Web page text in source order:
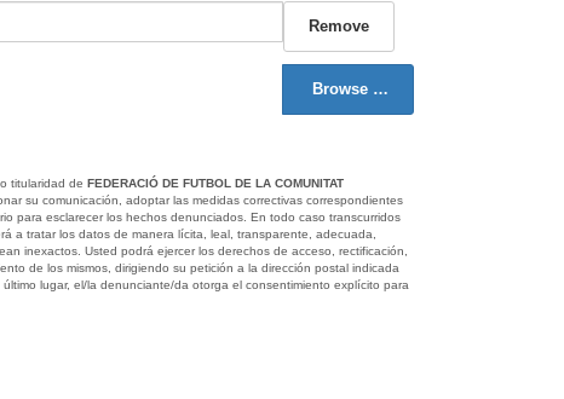
Remove
Browse …
titularidad de FEDERACIÓ DE FUTBOL DE LA COMUNITAT
su comunicación, adoptar las medidas correctivas correspondientes
para esclarecer los hechos denunciados. En todo caso transcurridos
a tratar los datos de manera lícita, leal, transparente, adecuada,
inexactos. Usted podrá ejercer los derechos de acceso, rectificación,
de los mismos, dirigiendo su petición a la dirección postal indicada
lugar, el/la denunciante/da otorga el consentimiento explícito para